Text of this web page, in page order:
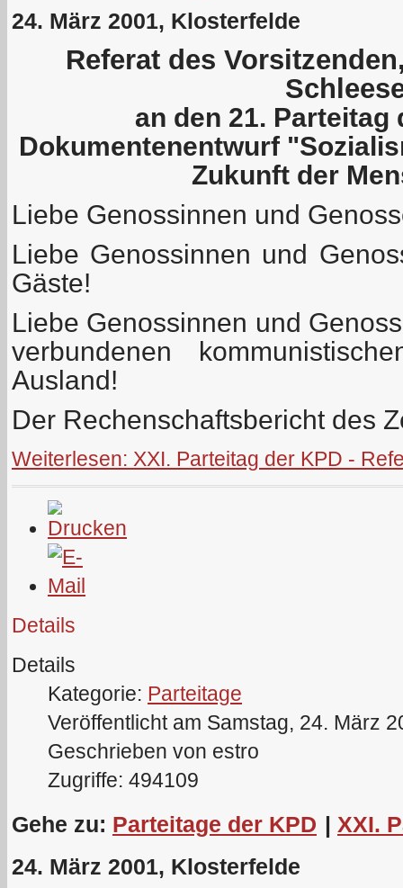
24. März 2001, Klosterfelde
Referat des
an den 21. Parteitag
Dokumentenentwurf
Zukunft der
Liebe Genossinnen und
Liebe Genossinnen und
Gäste!
Liebe Genossinnen und
verbundenen
Ausland!
Der Rechenschaftsbericht des
Weiterlesen: XXI. Parteitag der KPD -
Details
Details
Kategorie: Parteitage
Veröffentlicht am Samstag, 24. März
Geschrieben von estro
Zugriffe: 494109
Gehe zu: Parteitage der KPD | XXI.
24. März 2001, Klosterfelde